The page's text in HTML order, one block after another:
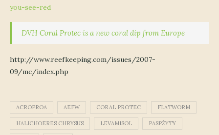
you-see-red
DVH Coral Protec is a new coral dip from Europe
http://www.reefkeeping.com/issues/2007-
09/mc/index.php
ACROPROA AEFW CORAL PROTEC FLATWORM
HALICHOERES CHRYSUS LEVAMISOL PASPŻYTY